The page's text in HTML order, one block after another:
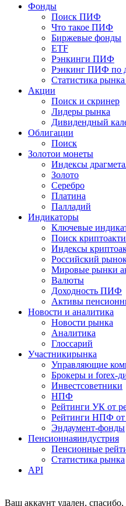
Фонды
Поиск ПИФ
Что такое ПИФ
Биржевые фонды
ETF
Рэнкинги ПИФ
Рэнкинг ПИФ по
Статистика
Акции
Поиск и скринер
Лидеры рынка
Дивидендный
Облигации
Поиск
Золотои монеты
Индексы
Золото
Серебро
Платина
Палладий
Индикаторы
Ключевые
Поиск
Индексы
Российский
Мировые рынки
Валюты
Доходность ПИФ
Активы
Новости и аналитика
Новости рынка
Аналитика
Глоссарий
Участникирынка
Управляющие
Брокеры и forex-
Инвестсоветники
НПФ
Рейтинги УК от
Рейтинги НПФ от
Эндаумент-фонды
Пенсионнаяиндустрия
Пенсионные
Статистика рынка
API
Ваш аккаунт удален,